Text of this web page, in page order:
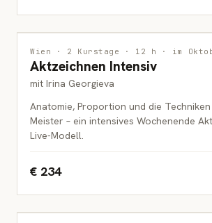
ZEICHNUNG
ERWACHSENE
Wien · 2 Kurstage · 12 h · im
Aktzeichnen Intensiv
mit Irina Georgieva
Anatomie, Proportion und die
Meister – ein intensives Wochenende
Live-Modell.
€ 234